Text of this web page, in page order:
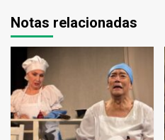
Notas relacionadas